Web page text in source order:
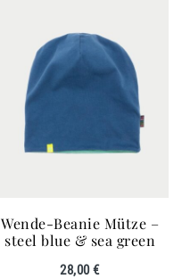
Wende-Beanie Mütze –
steel blue & sea green
28,00€